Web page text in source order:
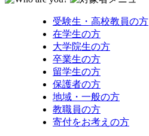
受験生・高校教員の方
在学生の方
大学院生の方
卒業生の方
留学生の方
保護者の方
地域・一般の方
教職員の方
寄付をお考えの方